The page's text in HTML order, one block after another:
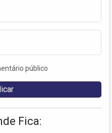
público
Fica: